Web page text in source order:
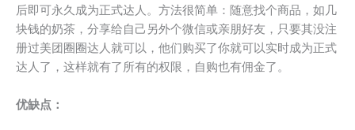
后即可永久成为正式达人。方法很简单：随意找个商品，如几
块钱的奶茶，分享给自己另外个微信或亲朋好友，只要其没注
册过美团圈圈达人就可以，他们购买了你就可以实时成为正式
达人了，这样就有了所有的权限，自购也有佣金了。
优缺点：